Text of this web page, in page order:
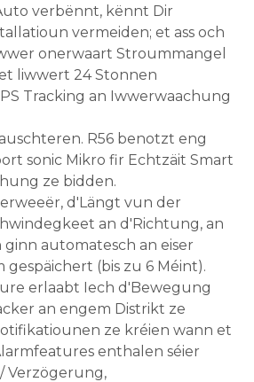
verbënnt, kënnt Dir
vermeiden; et ass och
onerwaart Stroummangel
liwwert 24 Stonnen
Tracking an Iwwerwaachung
R56 benotzt eng
sonic Mikro fir Echtzäit Smart
ze bidden.
d'Längt vun der
an d'Richtung, an
automatesch an eiser
gespäichert (bis zu 6 Méint).
erlaabt Iech d'Bewegung
an engem Distrikt ze
ze kréien wann et
enthalen séier
Verzögerung,